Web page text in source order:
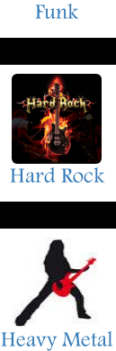
Funk
Hard Rock
Heavy Metal